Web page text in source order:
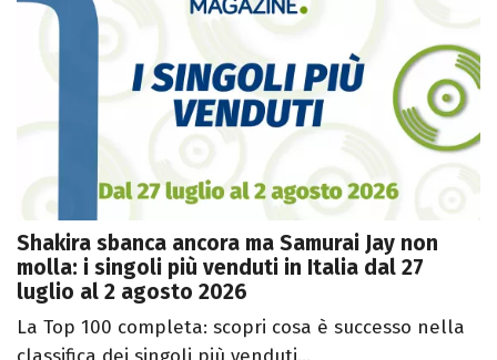
Shakira sbanca ancora ma Samurai Jay non
molla: i singoli più venduti in Italia dal 27
luglio al 2 agosto 2026
La Top 100 completa: scopri cosa è successo nella